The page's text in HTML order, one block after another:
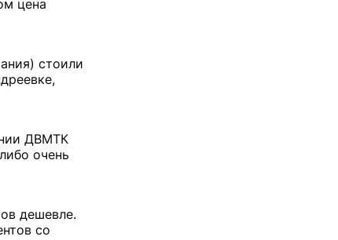
цена
стоили
ДВМТК
очень
дешевле.
со